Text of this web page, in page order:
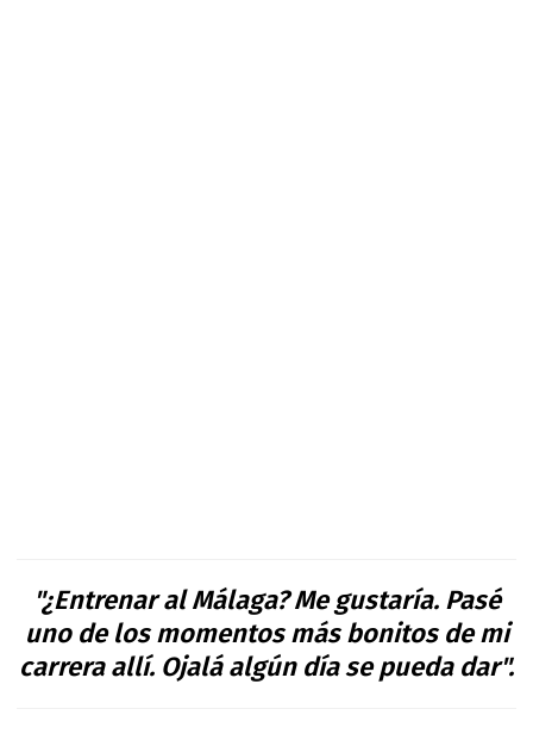
"¿Entrenar al Málaga? Me gustaría. Pasé
uno de los momentos más bonitos de mi
carrera allí. Ojalá algún día se pueda dar".